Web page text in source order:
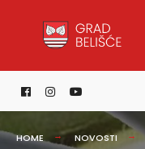
content
HOME NOVOSTI
for: